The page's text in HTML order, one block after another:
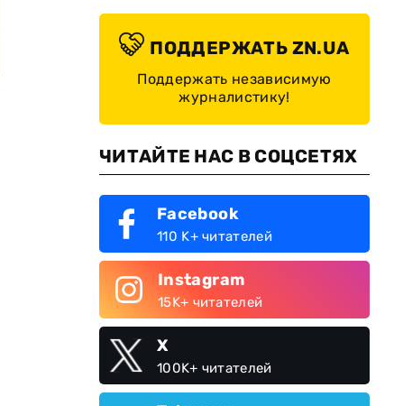
ПОДДЕРЖАТЬ ZN.UA
Поддержать независимую
журналистику!
ЧИТАЙТЕ НАС В СОЦСЕТЯХ
Facebook
110 K+ читателей
Instagram
15K+ читателей
X
100K+ читателей